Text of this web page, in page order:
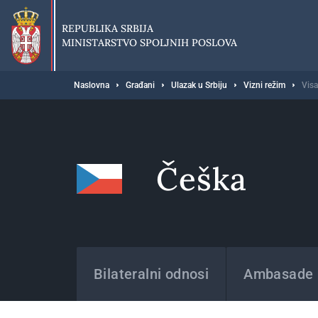
Preskoči
glavni
deo
sadržaja
REPUBLIKA SRBIJA
MINISTARSTVO SPOLJNIH POSLOVA
Breadcrumb
Naslovna Građani Ulazak u Srbiju Vizni režim
Češka
Bilateralni odnosi